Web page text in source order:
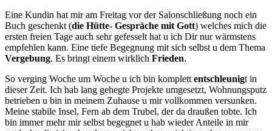
Eine Kundin hat mir am Freitag vor der Salonschließung noch ein
Buch geschenkt (die Hütte- Gespräche mit Gott) welches mich die
ersten freien Tage auch sehr gefesselt hat u ich Dir nur wärmstens
empfehlen kann. Eine tiefe Begegnung mit sich selbst u dem Thema
Vergebung. Es bringt einem wirklich Frieden.
So verging Woche um Woche u ich bin komplett entschleunigt in
dieser Zeit. Ich hab lang gehegte Projekte umgesetzt, Wohnungsputz
betrieben u bin in meinem Zuhause u mir vollkommen versunken.
Meine stabile Insel, Fern ab dem Trubel, der da draußen tobte. Ich
bin immer mehr mir selbst begegnet u hab wieder Anteile in mir